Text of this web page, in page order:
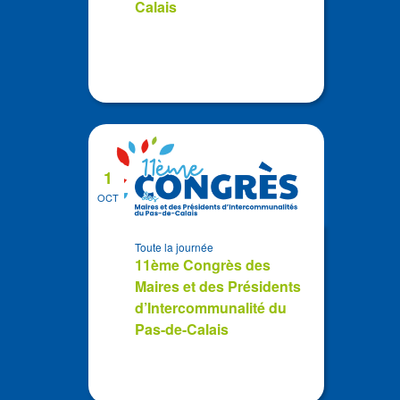
Calais
OCT
1
11ème Congrès des
Maires et des Présidents
d’Intercommunalité du
Pas-de-Calais
Toute la journée